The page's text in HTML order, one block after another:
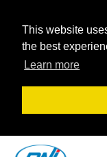
This website
the best
Learn more
Inhalt